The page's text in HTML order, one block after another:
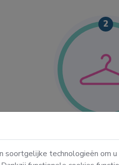
2
Wat mag Wassie
wassen? Kies uit losse
soortgelijke technologieën om